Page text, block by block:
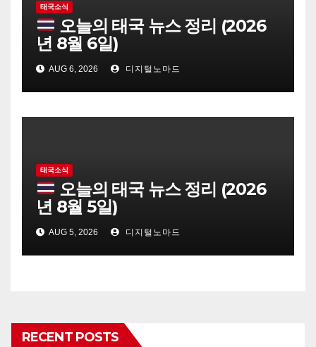
태국소식
오늘의 태국 뉴스 정리 (2026
년 8월 6일)
AUG 6, 2026 디지털노마드
태국소식
오늘의 태국 뉴스 정리 (2026
년 8월 5일)
AUG 5, 2026 디지털노마드
RECENT POSTS